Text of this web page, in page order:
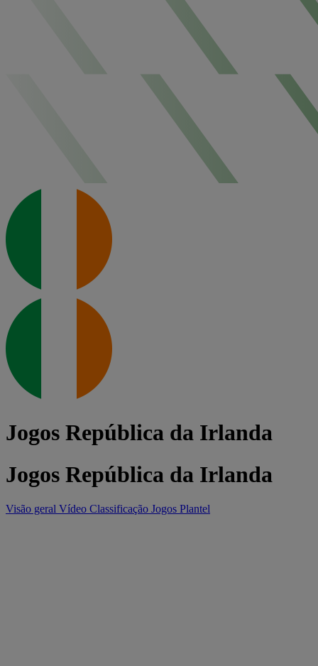
Jogos República da Irlanda
Jogos República da Irlanda
Visão geral Vídeo Classificação Jogos Plantel